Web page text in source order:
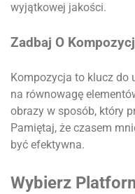
wyjątkowej jakości.
Zadbaj O
Kompozycja to klucz
na równowagę
obrazy w sposób, który
Pamiętaj, że czasem
być efektywna.
Wybierz